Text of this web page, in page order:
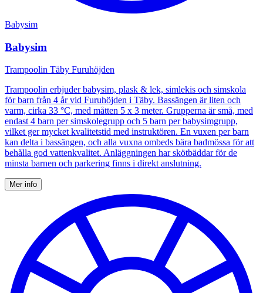
Babysim
Babysim
Trampoolin Täby Furuhöjden
Trampoolin erbjuder babysim, plask & lek, simlekis och simskola
för barn från 4 år vid Furuhöjden i Täby. Bassängen är liten och
varm, cirka 33 °C, med måtten 5 x 3 meter. Grupperna är små, med
endast 4 barn per simskolegrupp och 5 barn per babysimgrupp,
vilket ger mycket kvalitetstid med instruktören. En vuxen per barn
kan delta i bassängen, och alla vuxna ombeds bära badmössa för att
behålla god vattenkvalitet. Anläggningen har skötbäddar för de
minsta barnen och parkering finns i direkt anslutning.
Mer info